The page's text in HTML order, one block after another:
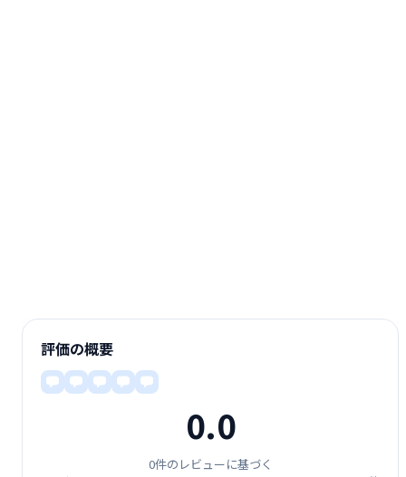
評価の概要
0.0
0件のレビューに基づく